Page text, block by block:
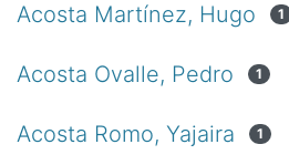
Acosta Martínez, Hugo 1
Acosta Ovalle, Pedro 1
Acosta Romo, Yajaira 1